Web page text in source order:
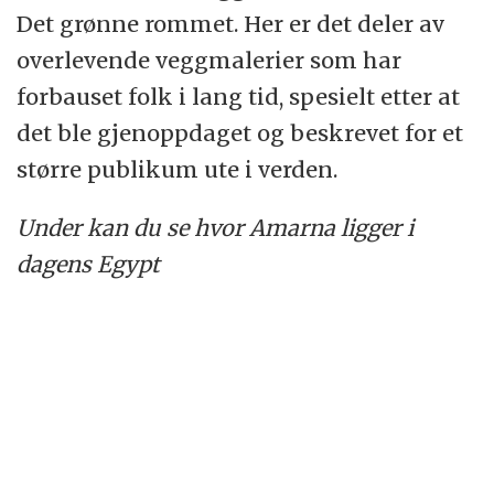
Det grønne rommet. Her er det deler av
overlevende veggmalerier som har
forbauset folk i lang tid, spesielt etter at
det ble gjenoppdaget og beskrevet for et
større publikum ute i verden.
Under kan du se hvor Amarna ligger i
dagens Egypt